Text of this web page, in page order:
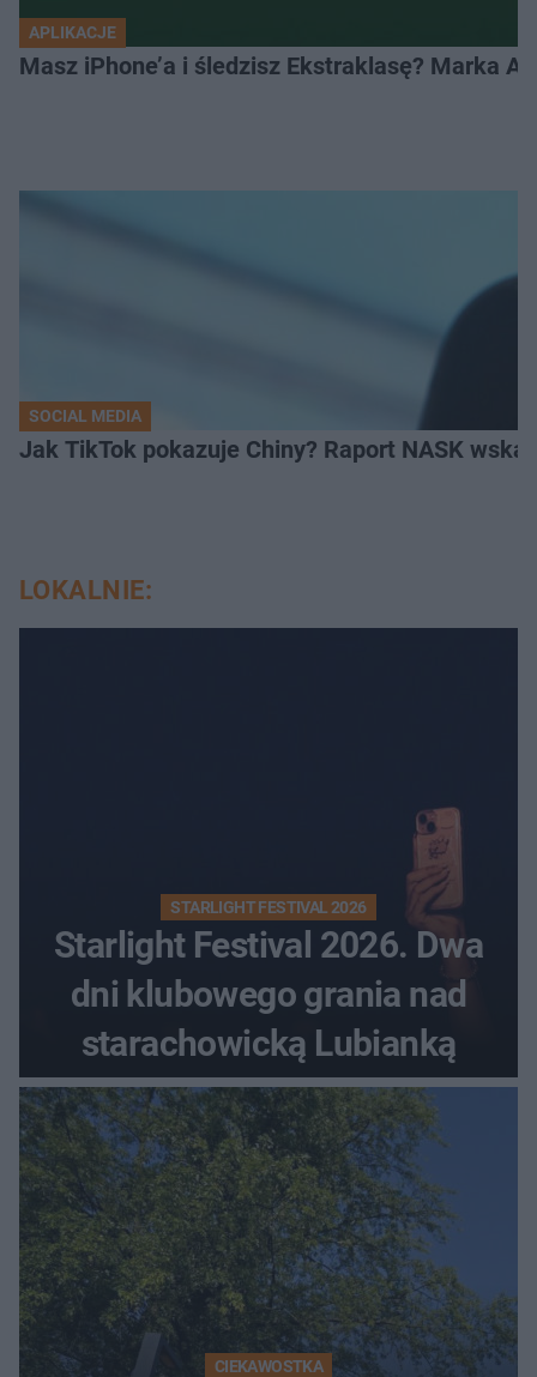
APLIKACJE
Masz iPhone’a i śledzisz Ekstraklasę? Marka
SOCIAL MEDIA
Jak TikTok pokazuje Chiny? Raport NASK
LOKALNIE:
STARLIGHT FESTIVAL 2026
Starlight Festival 2026. Dwa
dni klubowego grania nad
starachowicką Lubianką
CIEKAWOSTKA